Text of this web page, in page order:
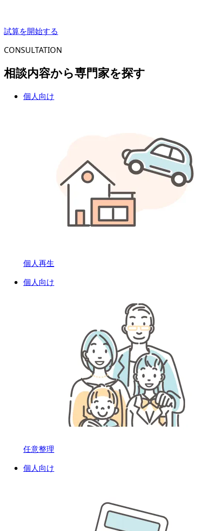
試算を開始する
CONSULTATION
相談内容から専門家を探す
個人向け
個人再生
個人向け
任意整理
個人向け